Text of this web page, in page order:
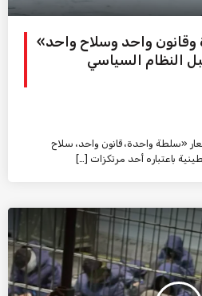
واحد وسلاح واحد»
النظام السياسي
«سلطة واحدة، قانون واحد، سلاح
باعتباره أحد مرتكزات […]